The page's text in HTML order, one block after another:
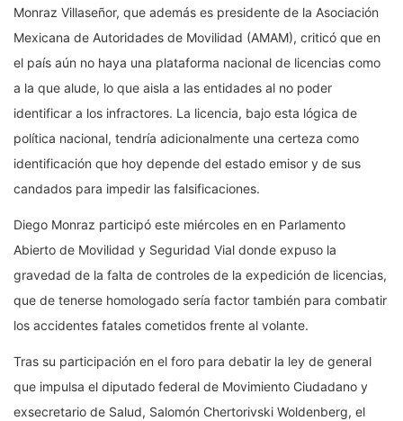
Monraz Villaseñor, que además es presidente de la Asociación
Mexicana de Autoridades de Movilidad (AMAM), criticó que en
el país aún no haya una plataforma nacional de licencias como
a la que alude, lo que aisla a las entidades al no poder
identificar a los infractores. La licencia, bajo esta lógica de
política nacional, tendría adicionalmente una certeza como
identificación que hoy depende del estado emisor y de sus
candados para impedir las falsificaciones.
Diego Monraz participó este miércoles en en Parlamento
Abierto de Movilidad y Seguridad Vial donde expuso la
gravedad de la falta de controles de la expedición de licencias,
que de tenerse homologado sería factor también para combatir
los accidentes fatales cometidos frente al volante.
Tras su participación en el foro para debatir la ley de general
que impulsa el diputado federal de Movimiento Ciudadano y
exsecretario de Salud, Salomón Chertorivski Woldenberg, el